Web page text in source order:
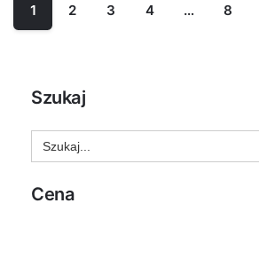
Szukaj
Search
for:
Cena
1 2 3 4 … 8